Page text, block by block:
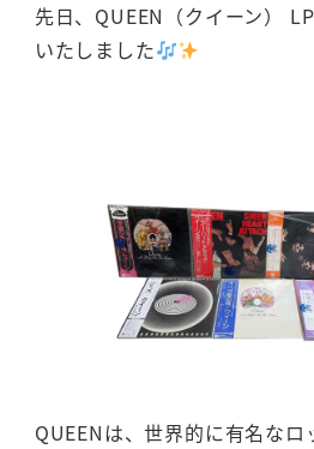
先日、QUEEN（クイーン）
いたしました
QUEENは、世界的に有名なロ